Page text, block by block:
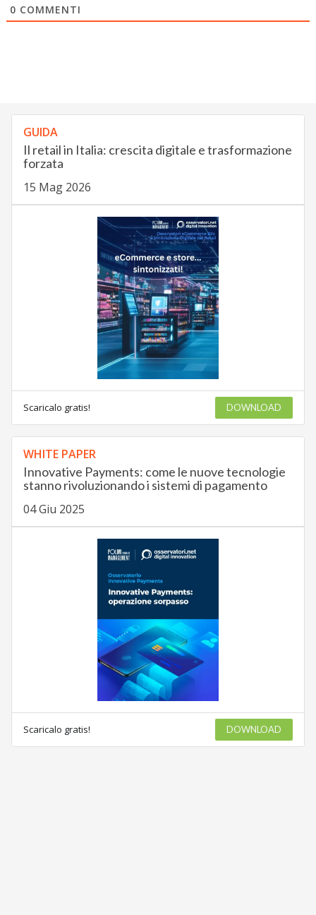
0 COMMENTI
GUIDA
Il retail in Italia: crescita digitale e trasformazione
forzata
15 Mag 2026
Scaricalo gratis! DOWNLOAD
WHITE PAPER
Innovative Payments: come le nuove tecnologie
stanno rivoluzionando i sistemi di pagamento
04 Giu 2025
Scaricalo gratis! DOWNLOAD